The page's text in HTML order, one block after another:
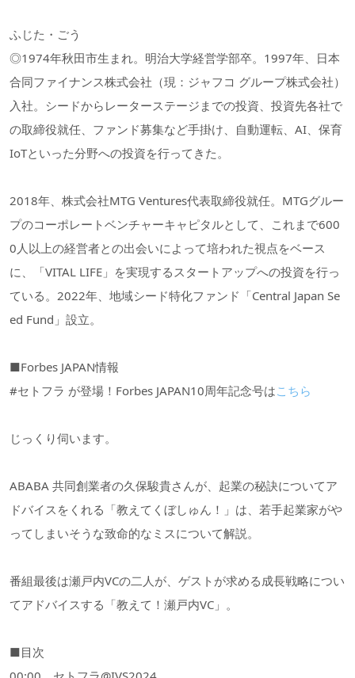
ふじた・ごう
◎1974年秋田市生まれ。明治大学経営学部卒。1997年、日本
合同ファイナンス株式会社（現：ジャフコ グループ株式会社）
入社。シードからレーターステージまでの投資、投資先各社で
の取締役就任、ファンド募集など手掛け、自動運転、AI、保育
IoTといった分野への投資を行ってきた。
2018年、株式会社MTG Ventures代表取締役就任。MTGグルー
プのコーポレートベンチャーキャピタルとして、これまで600
0人以上の経営者との出会いによって培われた視点をベース
に、「VITAL LIFE」を実現するスタートアップへの投資を行っ
ている。2022年、地域シード特化ファンド「Central Japan Se
ed Fund」設立。
■Forbes JAPAN情報
#セトフラ が登場！Forbes JAPAN10周年記念号はこちら
じっくり伺います。
ABABA 共同創業者の久保駿貴さんが、起業の秘訣についてア
ドバイスをくれる「教えてくぼしゅん！」は、若手起業家がや
ってしまいそうな致命的なミスについて解説。
番組最後は瀬戸内VCの二人が、ゲストが求める成長戦略につい
てアドバイスする「教えて！瀬戸内VC」。
■目次